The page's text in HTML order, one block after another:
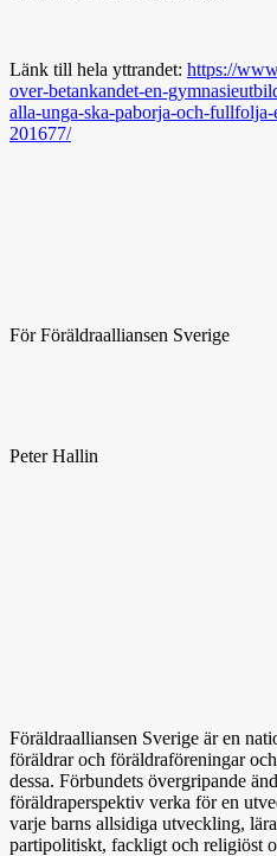
Länk till hela yttrandet: https://
over-betankandet-en-
alla-unga-ska-paborja-och-
201677/
För Föräldraalliansen Sverige
Peter Hallin
Föräldraalliansen Sverige är en
föräldrar och föräldraföreningar
dessa. Förbundets övergripande
föräldraperspektiv verka för en
varje barns allsidiga utveckling,
partipolitiskt, fackligt och religiöst